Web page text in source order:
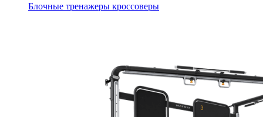
Блочные тренажеры кроссоверы